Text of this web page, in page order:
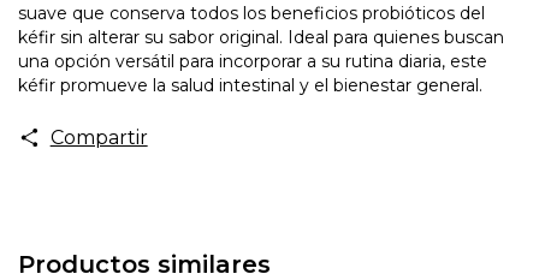
suave que conserva todos los beneficios probióticos del
kéfir sin alterar su sabor original. Ideal para quienes buscan
una opción versátil para incorporar a su rutina diaria, este
kéfir promueve la salud intestinal y el bienestar general.
Compartir
Productos similares